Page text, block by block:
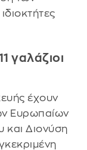
γαλάζιοι
έχουν
Ευρωπαίων
και Διονύση